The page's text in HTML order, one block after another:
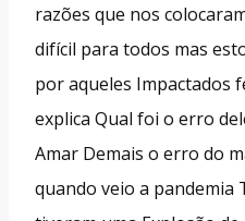
razões que nos
difícil para todos mas
por aqueles Impactados
explica Qual foi o erro
Amar Demais o erro do
quando veio a pandemia